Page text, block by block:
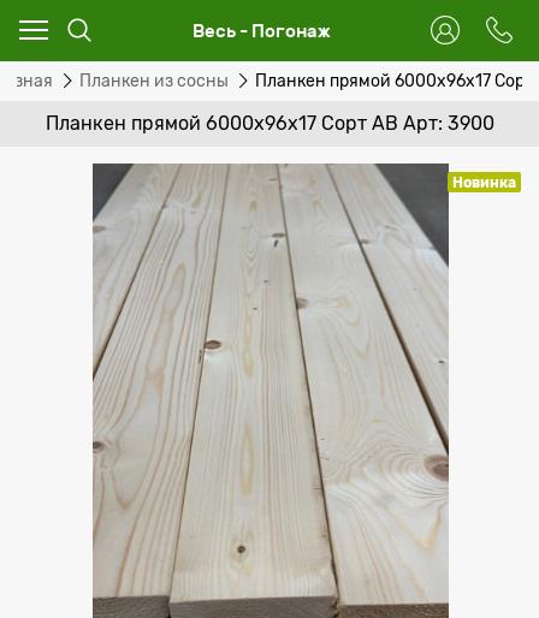
Весь - Погонаж
Планкен из сосны Планкен прямой 6000х96х17 Сорт
Планкен прямой 6000х96х17 Сорт АВ Арт: 3900
Новинка